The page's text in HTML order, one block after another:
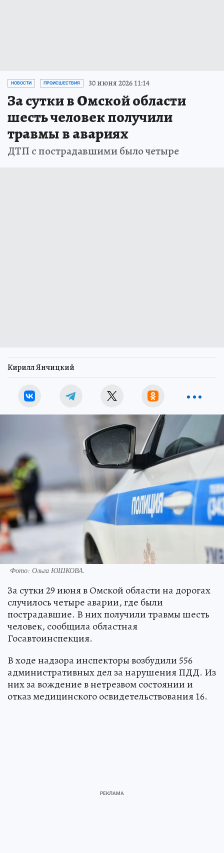
НОВОСТИ ПРОИСШЕСТВИЯ 30 июня 2026 11:14
За сутки в Омской области
шесть человек получили
травмы в авариях
ДТП с пострадавшими было четыре
Кирилл Янчицкий
Фото: Ольга ЮШКОВА.
За сутки 29 июня в Омской области на дорогах
случилось четыре аварии, где были
пострадавшие. В них получили травмы шесть
человек, сообщила областная
Госавтоинспекция.
В ходе надзора инспекторы возбудили 556
административных дел за нарушения ПДД. Из
них за вождение в нетрезвом состоянии и
отказ медицинского освидетельствования 16.